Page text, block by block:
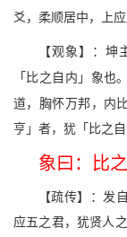
爻，柔顺居中，上
【观象】：
「比之自内」象也
道，胸怀万邦，内
亨」者，犹「比之
象曰：比
【疏传】：发
应五之君，犹贤人